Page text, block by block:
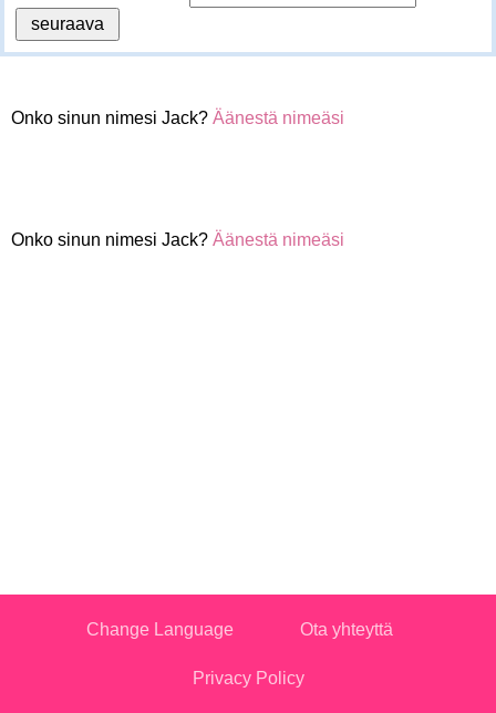
Onko sinun nimesi Jack? Äänestä nimeäsi
Onko sinun nimesi Jack? Äänestä nimeäsi
Change Language Ota yhteyttä
Privacy Policy